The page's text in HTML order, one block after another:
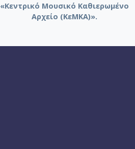
«Κεντρικό Μουσικό Καθιερωμένο
Αρχείο (ΚεΜΚΑ)».